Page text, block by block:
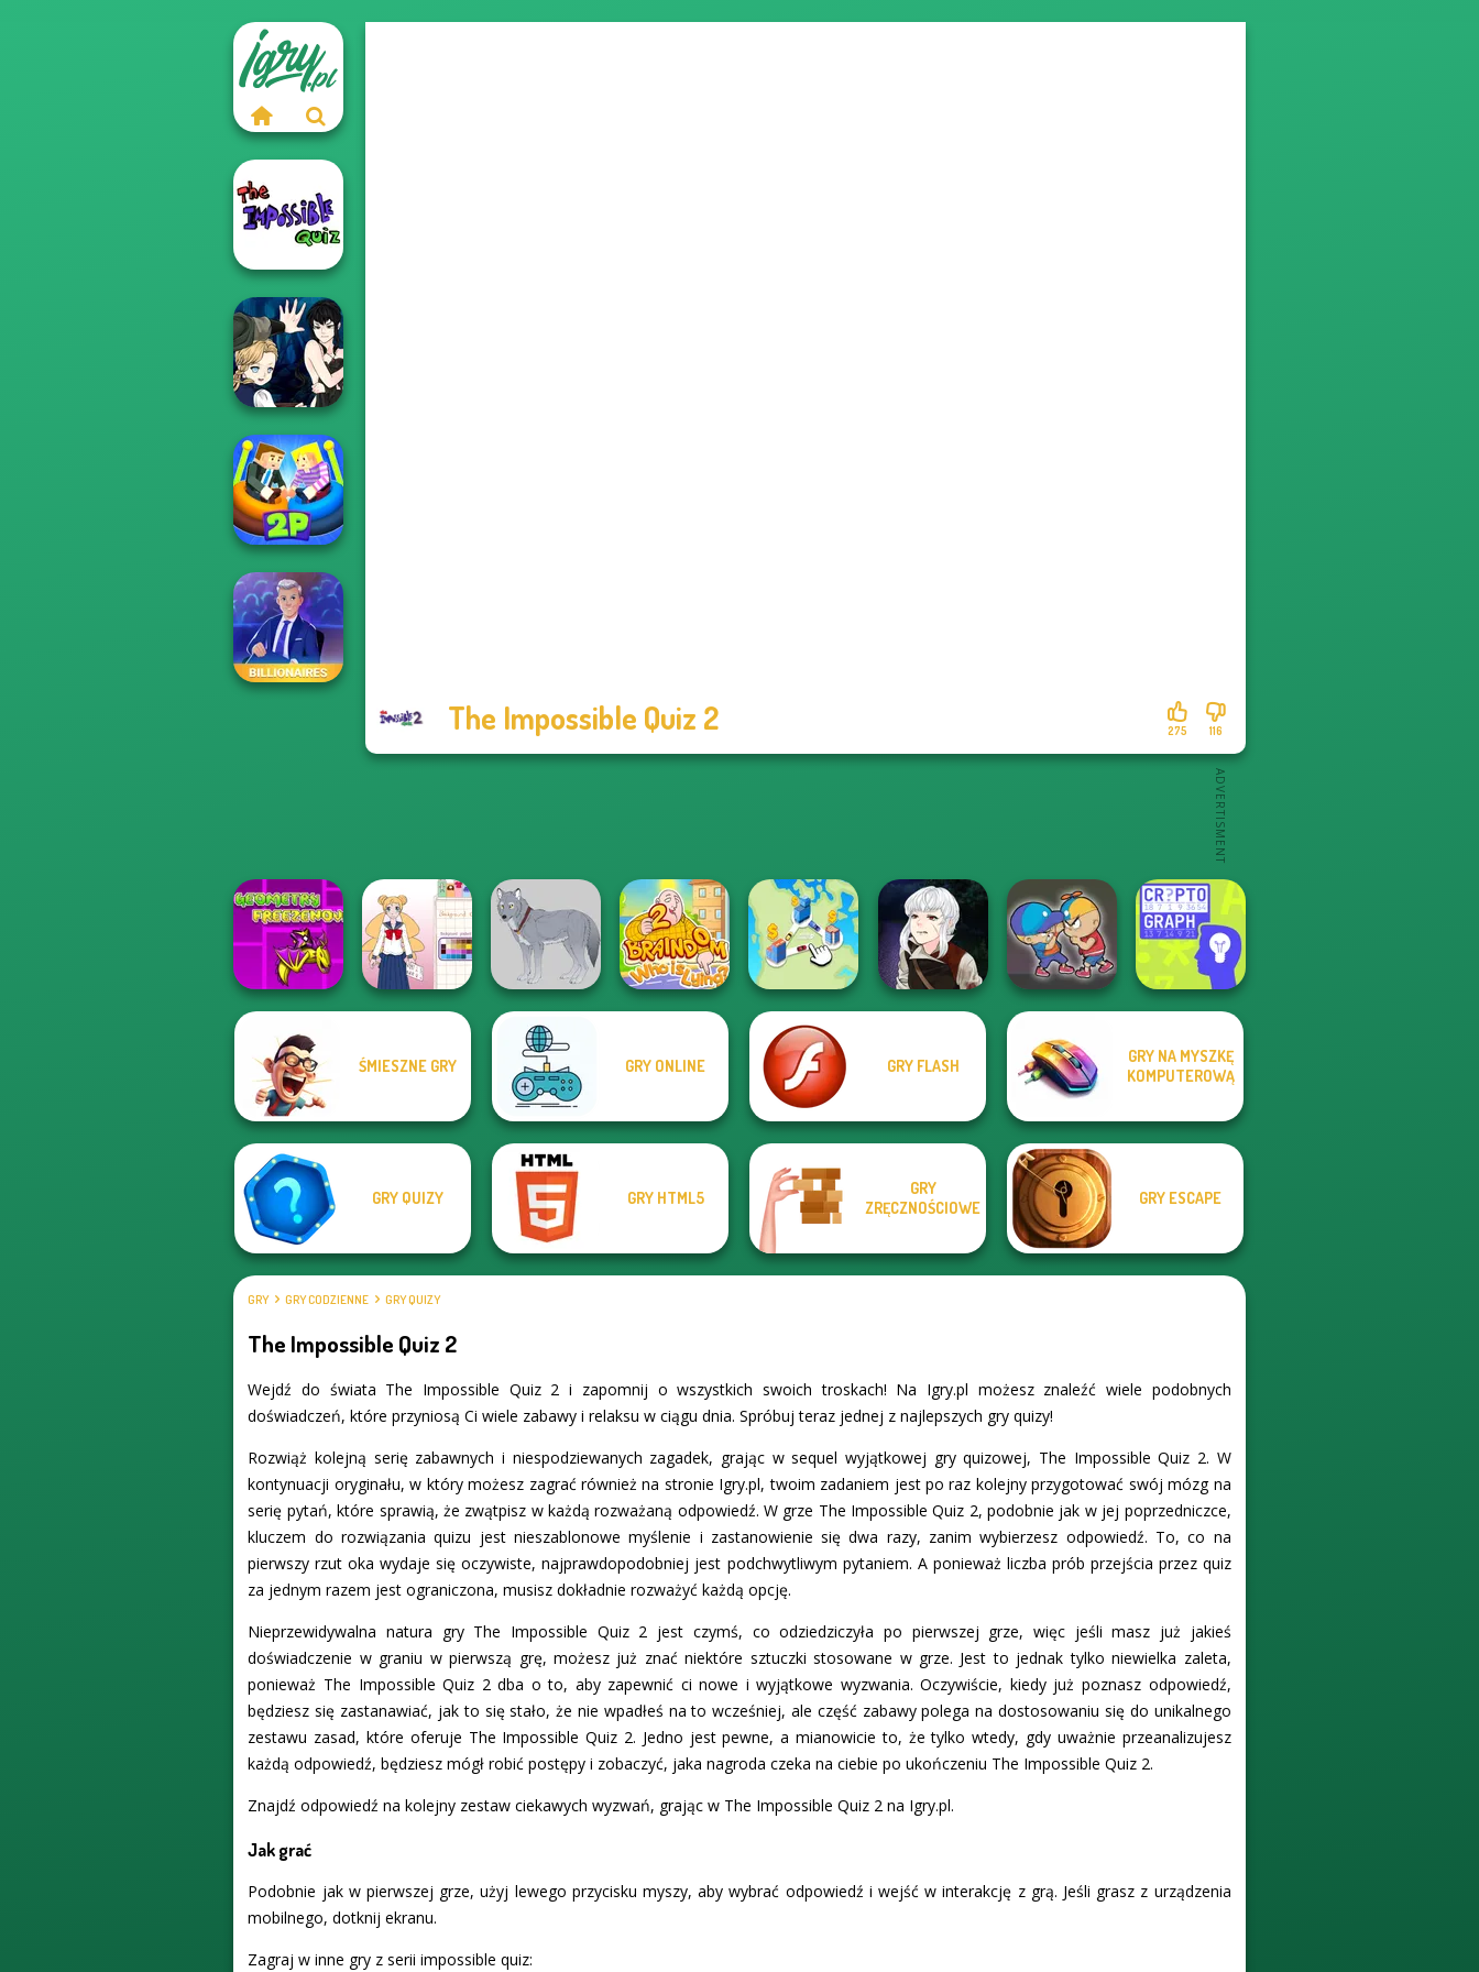
The Impossible Quiz 2 116
275
The Impossible
Quiz Classic
Manga Creator
Vampire Hunter
P...
Ragdoll Arena 2
Player
Geometry Dash:
FreezeNova
Game
School Girl Dress
Wolf Maker
Braindom 2:
State Connect
Vampire Hunter
Elevator Fight Cryptograph
ŚMIESZNE GRY GRY ONLINE GRY FLASH
GRY NA MYSZKĘ
KOMPUTEROWĄ
GRY QUIZY GRY HTML5
GRY
ZRĘCZNOŚCIOWE
GRY ESCAPE
GRY GRY CODZIENNE GRY QUIZY
The Impossible Quiz 2
Wejdź do świata The Impossible Quiz 2 i zapomnij o wszystkich swoich troskach! Na Igry.pl możesz znaleźć wiele podobnych
doświadczeń, które przyniosą Ci wiele zabawy i relaksu w ciągu dnia. Spróbuj teraz jednej z najlepszych gry quizy!
Rozwiąż kolejną serię zabawnych i niespodziewanych zagadek, grając w sequel wyjątkowej gry quizowej, The Impossible Quiz 2. W
kontynuacji oryginału, w który możesz zagrać również na stronie Igry.pl, twoim zadaniem jest po raz kolejny przygotować swój mózg na
serię pytań, które sprawią, że zwątpisz w każdą rozważaną odpowiedź. W grze The Impossible Quiz 2, podobnie jak w jej poprzedniczce,
kluczem do rozwiązania quizu jest nieszablonowe myślenie i zastanowienie się dwa razy, zanim wybierzesz odpowiedź. To, co na
pierwszy rzut oka wydaje się oczywiste, najprawdopodobniej jest podchwytliwym pytaniem. A ponieważ liczba prób przejścia przez quiz
za jednym razem jest ograniczona, musisz dokładnie rozważyć każdą opcję.
Nieprzewidywalna natura gry The Impossible Quiz 2 jest czymś, co odziedziczyła po pierwszej grze, więc jeśli masz już jakieś
doświadczenie w graniu w pierwszą grę, możesz już znać niektóre sztuczki stosowane w grze. Jest to jednak tylko niewielka zaleta,
ponieważ The Impossible Quiz 2 dba o to, aby zapewnić ci nowe i wyjątkowe wyzwania. Oczywiście, kiedy już poznasz odpowiedź,
będziesz się zastanawiać, jak to się stało, że nie wpadłeś na to wcześniej, ale część zabawy polega na dostosowaniu się do unikalnego
zestawu zasad, które oferuje The Impossible Quiz 2. Jedno jest pewne, a mianowicie to, że tylko wtedy, gdy uważnie przeanalizujesz
każdą odpowiedź, będziesz mógł robić postępy i zobaczyć, jaka nagroda czeka na ciebie po ukończeniu The Impossible Quiz 2.
Znajdź odpowiedź na kolejny zestaw ciekawych wyzwań, grając w The Impossible Quiz 2 na Igry.pl.
Jak grać
Podobnie jak w pierwszej grze, użyj lewego przycisku myszy, aby wybrać odpowiedź i wejść w interakcję z grą. Jeśli grasz z urządzenia
mobilnego, dotknij ekranu.
Zagraj w inne gry z serii impossible quiz: